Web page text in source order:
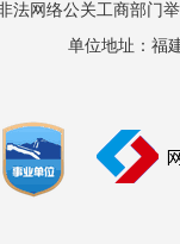
法网络公关工商部门
单位地址：福